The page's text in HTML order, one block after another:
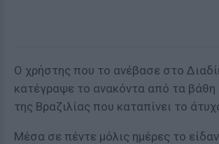
O χρήστης που το ανέβασε στο
κατέγραψε το ανακόντα από τα βάθη
της Βραζιλίας που καταπίνει το
Μέσα σε πέντε μόλις ημέρες το